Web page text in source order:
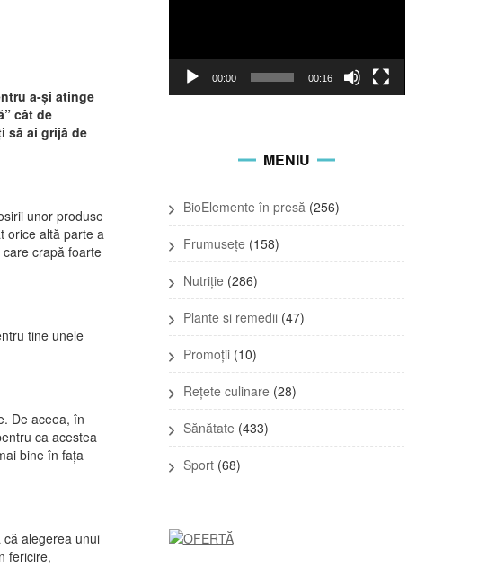
a-și atinge
cât de
să ai grijă de
unor produse
orice altă parte a
crapă foarte
tine unele
De aceea, în
ca acestea
bine în fața
alegerea unui
fericire,
00:00 00:16
MENIU
BioElemente în presă (256)
Frumusețe (158)
Nutriție (286)
Plante si remedii(47)
Promoții(10)
Rețete culinare (28)
Sănătate (433)
Sport(68)